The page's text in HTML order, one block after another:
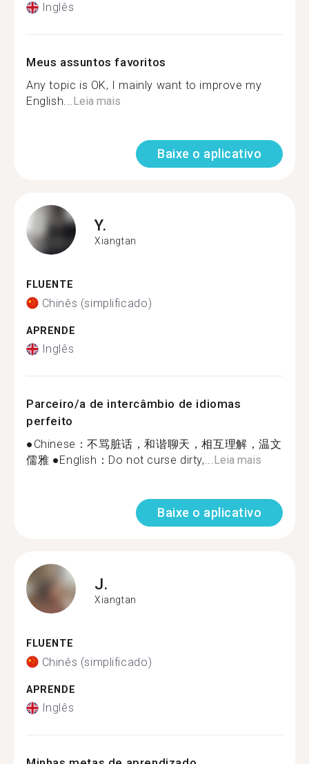
Inglês
Meus assuntos favoritos
Any topic is OK, I mainly want to improve my
English...Leia mais
Baixe o aplicativo
Y.
Xiangtan
FLUENTE
Chinês (simplificado)
APRENDE
Inglês
Parceiro/a de intercâmbio de idiomas
perfeito
●Chinese：不骂脏话，和谐聊天，相互理解，温文
儒雅 ●English：Do not curse dirty,...Leia mais
Baixe o aplicativo
J.
Xiangtan
FLUENTE
Chinês (simplificado)
APRENDE
Inglês